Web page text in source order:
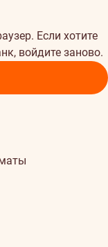
Если хотите
войдите заново.